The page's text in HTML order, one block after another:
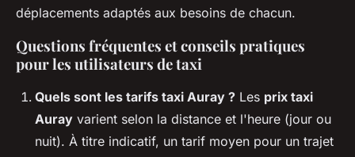
déplacements adaptés aux besoins de chacun.
Questions fréquentes et conseils pratiques
pour les utilisateurs de taxi
Quels sont les tarifs taxi Auray ? Les prix taxi
Auray varient selon la distance et l'heure (jour ou
nuit). À titre indicatif, un tarif moyen pour un trajet